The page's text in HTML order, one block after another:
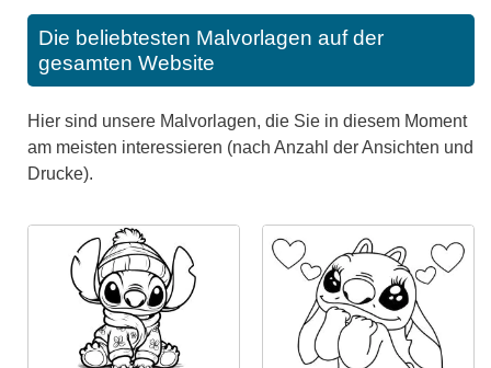
Die beliebtesten Malvorlagen auf der
gesamten Website
Hier sind unsere Malvorlagen, die Sie in diesem Moment
am meisten interessieren (nach Anzahl der Ansichten und
Drucke).